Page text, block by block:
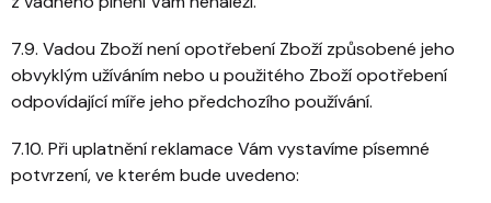
7.9. Vadou Zboží není opotřebení Zboží způsobené jeho
obvyklým užíváním nebo u použitého Zboží opotřebení
odpovídající míře jeho předchozího používání.
7.10. Při uplatnění reklamace Vám vystavíme písemné
potvrzení, ve kterém bude uvedeno: